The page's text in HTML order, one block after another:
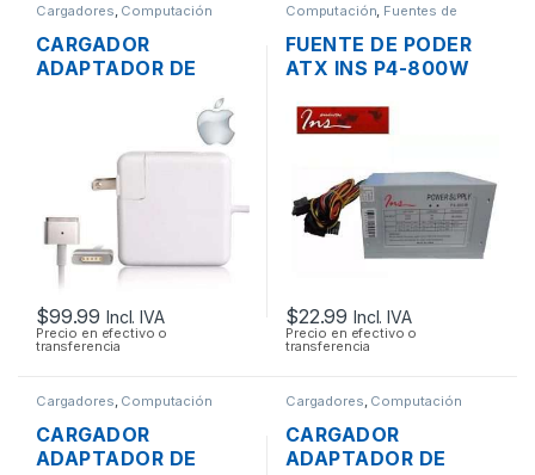
Cargadores, Computación
CARGADOR
ADAPTADOR DE
ENERGÍA MAC APPLE
MAGSAFE2 14.85V
3.05A 45W ORIGINAL
$99.99 Incl. IVA
Precio en efectivo o
transferencia
Computación, Fuentes de
Poder
FUENTE DE PODER
ATX INS P4-800W
CONECTORES
SATA/IDE 38A
$22.99 Incl. IVA
Precio en efectivo o
transferencia
Cargadores Computación
CARGADOR
ADAPTADOR DE
Cargadores Computación
CARGADOR
ADAPTADOR DE